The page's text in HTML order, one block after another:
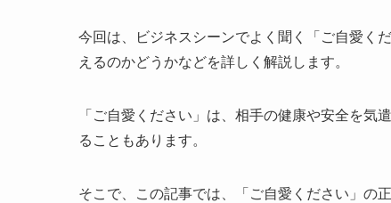
今回は、ビジネスシーンでよく聞く「ご自愛く
えるのかどうかなどを詳しく解説します。
「ご自愛ください」は、相手の健康や安全を
ることもあります。
そこで、この記事では、「ご自愛ください」の